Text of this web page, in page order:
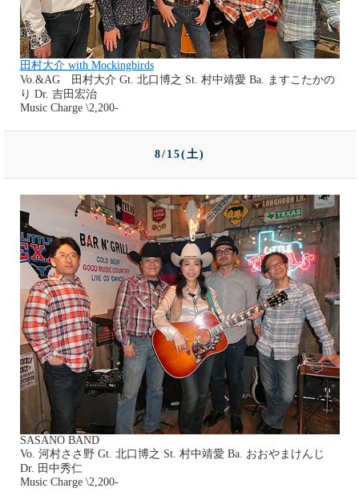
田村大介 with Mockingbirds
Vo.&AG 田村大介 Gt. 北口博之 St. 村中靖愛 Ba. ますこたかの
り Dr. 吉田宏治
Music Charge \2,200-
8/15(土)
SASANO BAND
Vo. 河村ささ野 Gt. 北口博之 St. 村中靖愛 Ba. おおやまけんじ
Dr. 田中秀仁
Music Charge \2,200-